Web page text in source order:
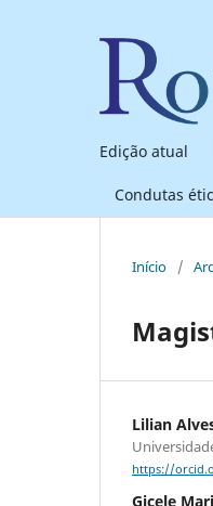
Edição atual
Condutas
Início /
Lilian
https://
Gicele